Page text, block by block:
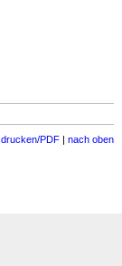
PDF | nach oben